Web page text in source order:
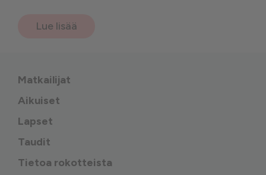
Lue lisää
Matkailijat
Aikuiset
Lapset
Taudit
Tietoa rokotteista